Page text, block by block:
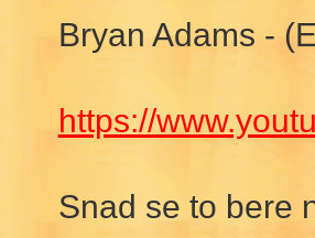
Bryan Adams -
https://
Snad se to bere